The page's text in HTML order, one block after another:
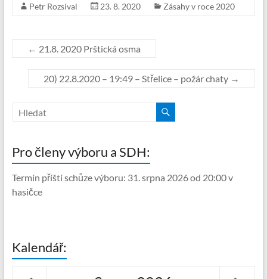
Petr Rozsíval 23. 8. 2020 Zásahy v roce 2020
← 21.8. 2020 Prštická osma
20) 22.8.2020 – 19:49 – Střelice – požár chaty →
Pro členy výboru a SDH:
Termín příští schůze výboru: 31. srpna 2026 od 20:00 v
hasičce
Kalendář: